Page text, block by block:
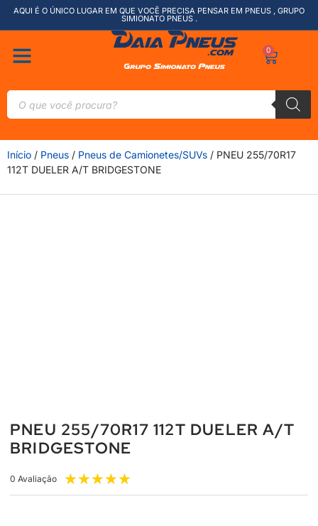
AQUI É O ÚNICO LUGAR EM QUE VOCÊ PRECISA PENSAR EM PNEUS , GRUPO
SIMIONATO PNEUS .
0
Início / Pneus / Pneus de Camionetes/SUVs / PNEU 255/70R17
112T DUELER A/T BRIDGESTONE
PNEU 255/70R17 112T DUELER A/T
BRIDGESTONE
0 Avaliação ★★★★★